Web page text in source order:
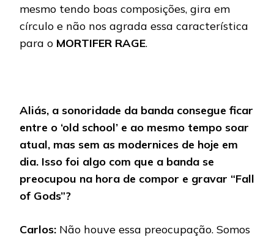
mesmo tendo boas composições, gira em
círculo e não nos agrada essa característica
para o MORTIFER RAGE.
Aliás, a sonoridade da banda consegue ficar
entre o ‘old school’ e ao mesmo tempo soar
atual, mas sem as modernices de hoje em
dia. Isso foi algo com que a banda se
preocupou na hora de compor e gravar “Fall
of Gods”?
Carlos: Não houve essa preocupação. Somos